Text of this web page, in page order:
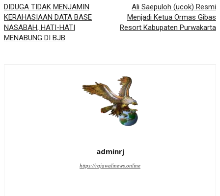
DIDUGA TIDAK MENJAMIN
KERAHASIAAN DATA BASE
NASABAH, HATI-HATI
MENABUNG DI BJB
Ali Saepuloh (ucok) Resmi
Menjadi Ketua Ormas Gibas
Resort Kabupaten Purwakarta
adminrj
https://rajawalinews.online